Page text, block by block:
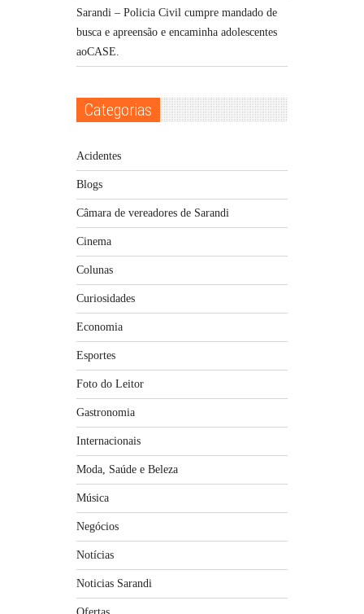
Sarandi – Policia Civil cumpre mandado de
busca e apreensão e encaminha adolescentes
aoCASE.
Categorias
Acidentes
Blogs
Câmara de vereadores de Sarandi
Cinema
Colunas
Curiosidades
Economia
Esportes
Foto do Leitor
Gastronomia
Internacionais
Moda, Saúde e Beleza
Música
Negócios
Notícias
Noticias Sarandi